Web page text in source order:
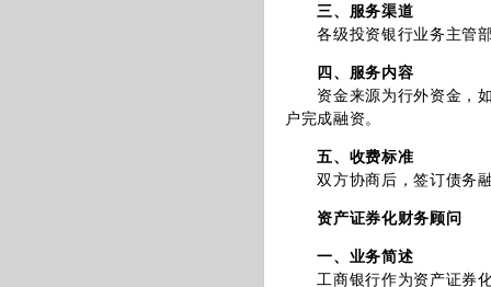
三、服务渠道
各级投资银行业务主管
四、服务内容
资金来源为行外资金，如
户完成融资。
五、收费标准
双方协商后，签订债务融
资产证券化财务顾问
一、业务简述
工商银行作为资产证券化